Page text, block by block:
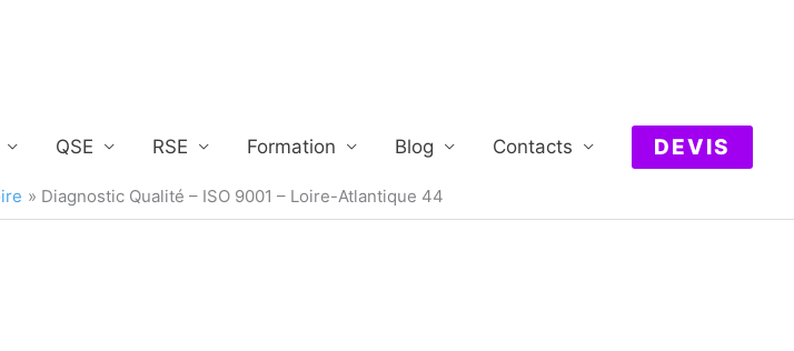
QSE RSE Formation Blog Contacts DEVIS
Diagnostic Qualité – ISO 9001 – Loire-Atlantique 44